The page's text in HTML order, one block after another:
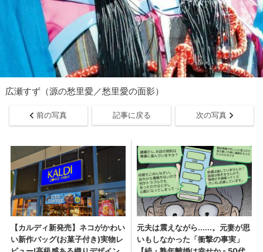
広瀬すず（源の愁里愛／愁里愛の面影）
前の写真 記事に戻る 次の写真